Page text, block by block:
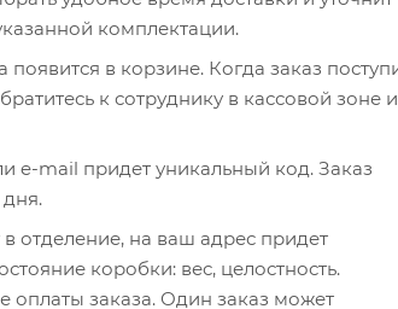
комплектации.
в корзине. Когда заказ
к сотруднику в кассовой зоне и
e-mail придет уникальный код. Заказ
отделение, на ваш адрес придет
коробки: вес, целостность.
оплаты заказа. Один заказ может